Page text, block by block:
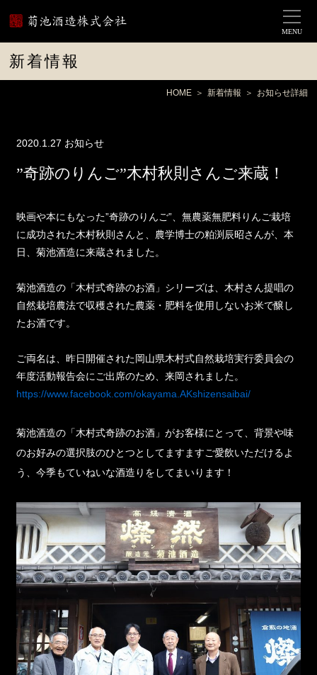
MENU
新着情報
HOME 新着情報 お知らせ詳細
2020.1.27 お知らせ
”奇跡のりんご”木村秋則さんご来蔵！
映画や本にもなった”奇跡のりんご”、無農薬無肥料りんご栽培
に成功された木村秋則さんと、農学博士の粕渕辰昭さんが、本
日、菊池酒造に来蔵されました。
菊池酒造の「木村式奇跡のお酒」シリーズは、木村さん提唱の
自然栽培農法で収穫された農薬・肥料を使用しないお米で醸し
たお酒です。
ご両名は、昨日開催された岡山県木村式自然栽培実行委員会の
年度活動報告会にご出席のため、来岡されました。
https://www.facebook.com/okayama.AKshizensaibai/
菊池酒造の「木村式奇跡のお酒」がお客様にとって、背景や味
のお好みの選択肢のひとつとしてますますご愛飲いただけるよ
う、今季もていねいな酒造りをしてまいります！